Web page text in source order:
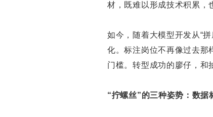
材，既难以形成技术积累，
如今，随着大模型开发从“
化。标注岗位不再像过去那
门槛。转型成功的廖仔，和
“拧螺丝”的三种姿势：数据